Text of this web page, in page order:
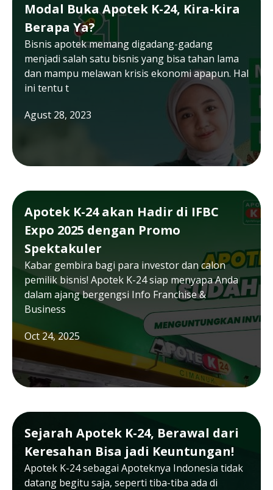
Modal Buka Apotek K-24, Kira-kira
Berapa Ya?
Bisnis apotek memang digadang-gadang
menjadi salah satu bisnis yang bisa tahan lama
dan mampu melawan krisis ekonomi apapun. Hal
ini tentu t
Agust 28, 2023
Apotek K-24 akan Hadir di IFBC
Expo 2025 dengan Promo
Spektakuler
Kabar gembira bagi para investor dan calon
pemilik bisnis! Apotek K-24 siap menyapa Anda
dalam ajang bergengsi Info Franchise &
Business
Oct 24, 2025
Sejarah Apotek K-24, Berawal dari
Keresahan Bisa jadi Keuntungan!
Apotek K-24 sebagai Apoteknya Indonesia tidak
datang begitu saja, seperti tiba-tiba ada di